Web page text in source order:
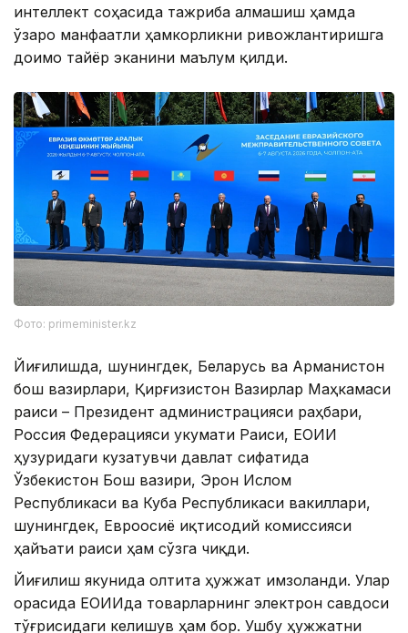
интеллект соҳасида тажриба алмашиш ҳамда
ўзаро манфаатли ҳамкорликни ривожлантиришга
доимо тайёр эканини маълум қилди.
Фото: primeminister.kz
Йиғилишда, шунингдек, Беларусь ва Арманистон
бош вазирлари, Қирғизистон Вазирлар Маҳкамаси
раиси – Президент администрацияси раҳбари,
Россия Федерацияси Ҳукумати Раиси, ЕОИИ
ҳузуридаги кузатувчи давлат сифатида
Ўзбекистон Бош вазири, Эрон Ислом
Республикаси ва Куба Республикаси вакиллари,
шунингдек, Евроосиё иқтисодий комиссияси
ҳайъати раиси ҳам сўзга чиқди.
Йиғилиш якунида олтита ҳужжат имзоланди. Улар
орасида ЕОИИда товарларнинг электрон савдоси
тўғрисидаги келишув ҳам бор. Ушбу ҳужжатни